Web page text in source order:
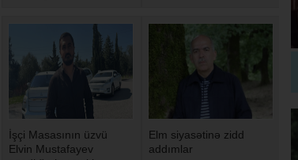
İşçi Masasının üzvü
Elvin Mustafayev
Elm siyasətinə zidd
addımlar